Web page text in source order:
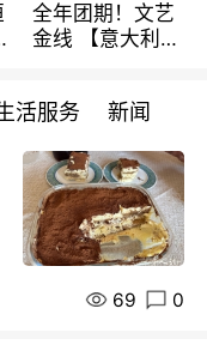
全年团期！文艺
金线 【意大利一
每周铁发！
活服务 新闻
69 0